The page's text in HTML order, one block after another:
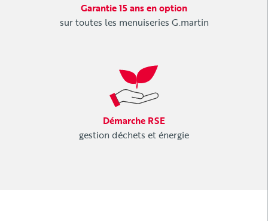
Garantie 15 ans en option
sur toutes les menuiseries G.martin
Démarche RSE
gestion déchets et énergie